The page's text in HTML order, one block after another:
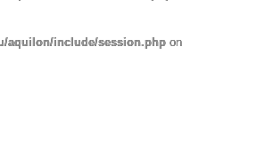
aquilon/include/session.php on